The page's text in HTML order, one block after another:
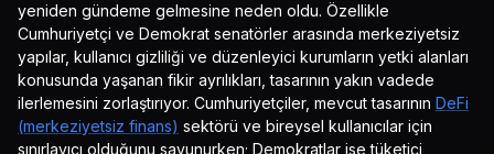
yeniden gündeme gelmesine neden oldu. Özellikle
Cumhuriyetçi ve Demokrat senatörler arasında merkeziyetsiz
yapılar, kullanıcı gizliliği ve düzenleyici kurumların yetki alanları
konusunda yaşanan fikir ayrılıkları, tasarının yakın vadede
ilerlemesini zorlaştırıyor. Cumhuriyetçiler, mevcut tasarının DeFi
(merkeziyetsiz finans) sektörü ve bireysel kullanıcılar için
sınırlayıcı olduğunu savunurken; Demokratlar ise tüketici